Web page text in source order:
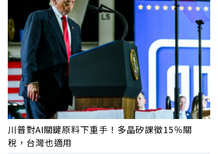
川普對AI關鍵原料下重手！多晶矽課徵15％關
稅，台灣也適用